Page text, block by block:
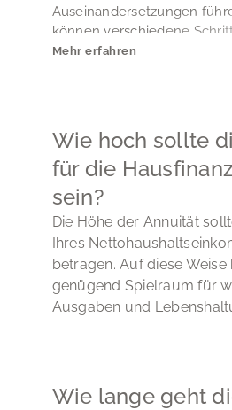
Auseinandersetzungen
können verschiedene
werden: Mediation: Die
beide Parteien akzeptabel
Gerichtsverfahren: Wenn
Verhandlungen oder
werden kann, kann einer der
rechtliche Schritte
Gericht geht. Das Gericht
Angelegenheit prüfen und
treffen, wie die Immobilie
Verkauf der Immobilie: In
zeitintensiv sein und sind
Mehr erfahren
Wie hoch sollte
für die
sein?
Die Höhe der Annuität
Ihres
betragen. Auf diese Weise
genügend Spielraum für
Ausgaben und
Wie lange geht